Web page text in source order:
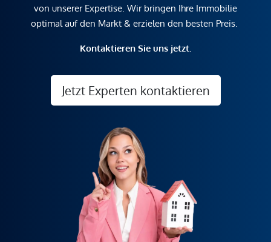
von unserer Expertise. Wir bringen Ihre Immobilie
optimal auf den Markt & erzielen den besten Preis.
Kontaktieren Sie uns jetzt.
Jetzt Experten kontaktieren